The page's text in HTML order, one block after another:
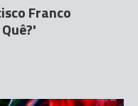
Franco